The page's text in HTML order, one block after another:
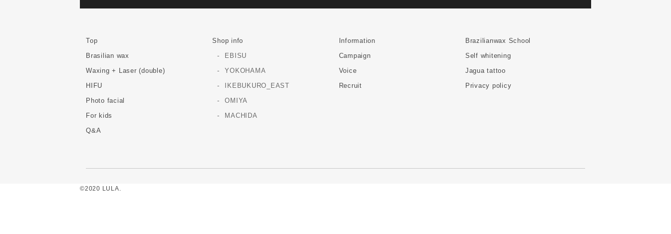
Top
Brasilian wax
Waxing + Laser (double)
HIFU
Photo facial
For kids
Q&A
Shop info
EBISU
YOKOHAMA
IKEBUKURO_EAST
OMIYA
MACHIDA
Information
Campaign
Voice
Recruit
Brazilianwax School
Self whitening
Jagua tattoo
Privacy policy
©2020 LULA.